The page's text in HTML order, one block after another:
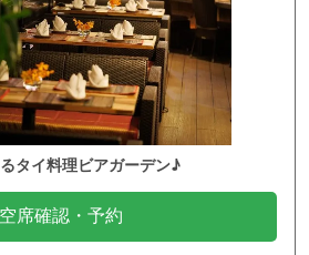
タイ料理ビアガーデン♪
空席確認・予約